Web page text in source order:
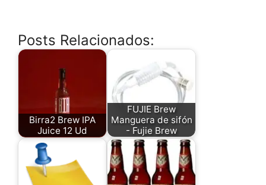
Posts Relacionados:
Birra2 Brew IPA
Juice 12 Ud
FUJIE Brew
Manguera de sifón
- Fujie Brew